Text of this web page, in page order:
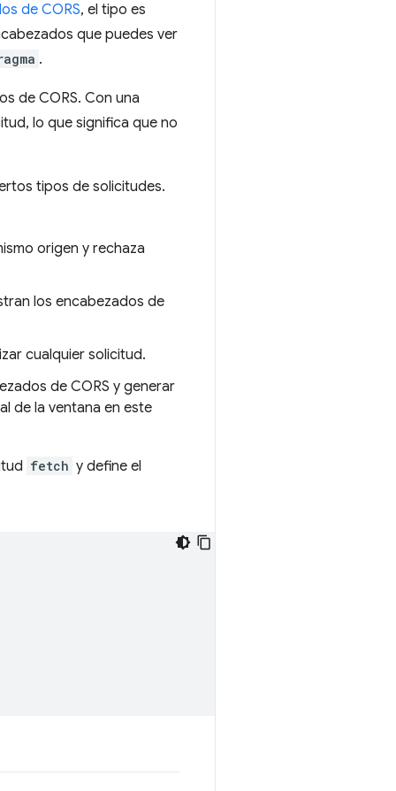
de CORS, el tipo es
que puedes ver
.
de CORS. Con una
lo que significa que no
tipos de solicitudes.
origen y rechaza
los encabezados de
cualquier solicitud.
de CORS y generar
de la ventana en este
fetch y define el